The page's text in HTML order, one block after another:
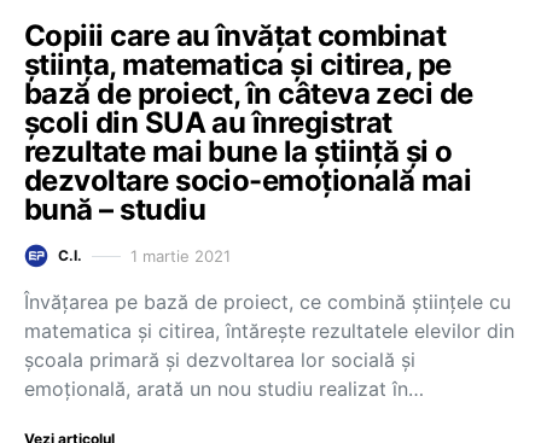
Copiii care au învățat combinat
știința, matematica și citirea, pe
bază de proiect, în câteva zeci de
școli din SUA au înregistrat
rezultate mai bune la știință și o
dezvoltare socio-emoțională mai
bună – studiu
C.I. 1 martie 2021
Învățarea pe bază de proiect, ce combină științele cu
matematica și citirea, întărește rezultatele elevilor din
școala primară și dezvoltarea lor socială și
emoțională, arată un nou studiu realizat în…
Vezi articolul